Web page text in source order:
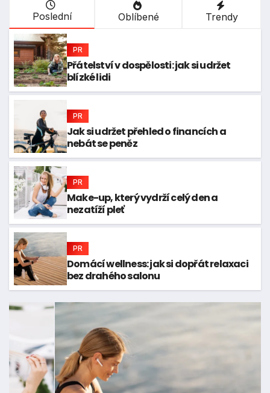
Poslední Oblíbené Trendy
PR
Přátelství v dospělosti: jak si udržet
blízké lidi
PR
Jak si udržet přehled o financích a
nebát se peněz
PR
Make-up, který vydrží celý den a
nezatíží pleť
PR
Domácí wellness: jak si dopřát relaxaci
bez drahého salonu